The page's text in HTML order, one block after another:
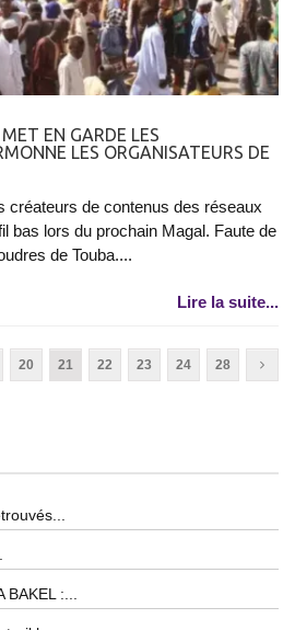
EN GARDE LES
LES ORGANISATEURS DE
créateurs de contenus des réseaux
bas lors du prochain Magal. Faute de
de Touba....
Lire la suite...
20 21 22 23 24 28
:...